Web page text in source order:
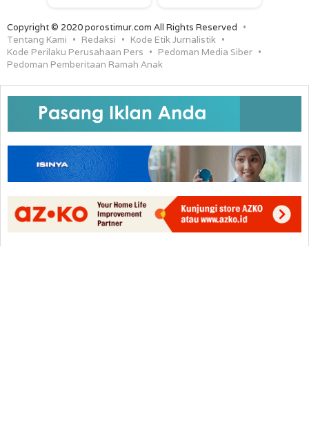
Copyright © 2020 porostimur.com All Rights Reserved
Tentang Kami
Redaksi
Kode Etik Jurnalistik
Kode Perilaku Perusahaan Pers
Pedoman Media Siber
Pedoman Pemberitaan Ramah Anak